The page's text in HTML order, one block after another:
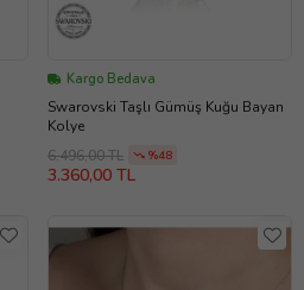
Kargo Bedava
Swarovski Taşlı Gümüş Kuğu Bayan
Kolye
6.496,00 TL
%48
3.360,00 TL